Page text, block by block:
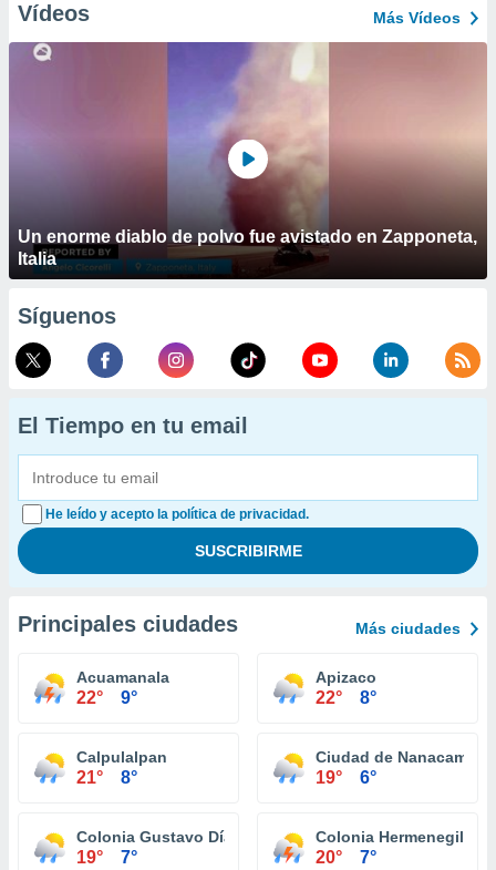
Vídeos Más Vídeos
Un enorme diablo de polvo fue avistado en Zapponeta,
Italia
Síguenos
El Tiempo en tu email
He leído y acepto la política de privacidad.
Principales ciudades Más ciudades
Acuamanala
22° 9°
Apizaco
22° 8°
Calpulalpan
21° 8°
Ciudad de Nanacamilpa
19° 6°
Colonia Gustavo Díaz Ordaz
19° 7°
Colonia Hermenegildo
20° 7°